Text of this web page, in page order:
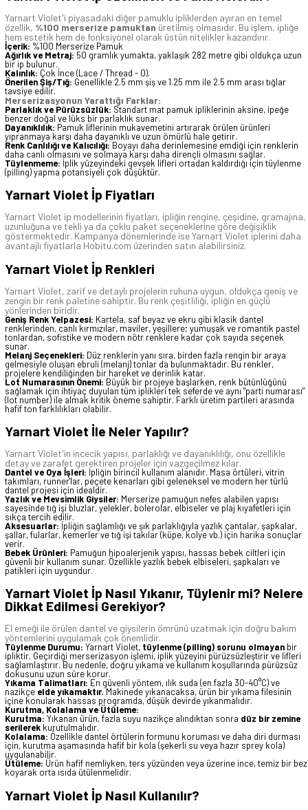
Yarnart Violet'i piyasadaki diğer pamuklu ipliklerden ayıran en temel
özellik, %100 merserize pamuktan üretilmiş olmasıdır. Bu işlem, ipliğe
hem estetik hem de fonksiyonel olarak üstün nitelikler kazandırır.
İçerik: %100 Merserize Pamuk
Ağırlık ve Metraj: 50 gramlık yumakta, yaklaşık 282 metre gibi oldukça uzun
bir ip bulunur.
Kalınlık: Çok İnce (Lace / Thread - 0).
Önerilen Şiş/Tığ: Genellikle 2.5 mm şiş ve 1.25 mm ile 2.5 mm arası tığlar
tavsiye edilir.
Merserizasyonun Yarattığı Farklar:
Parlaklık ve Pürüzsüzlük: Standart mat pamuk ipliklerinin aksine, ipeğe
benzer doğal ve lüks bir parlaklık sunar.
Dayanıklılık: Pamuk liflerinin mukavemetini artırarak örülen ürünleri
yıpranmaya karşı daha dayanıklı ve uzun ömürlü hale getirir.
Renk Canlılığı ve Kalıcılığı: Boyayı daha derinlemesine emdiği için renklerin
daha canlı olmasını ve solmaya karşı daha dirençli olmasını sağlar.
Tüylenmeme: İplik yüzeyindeki gevşek lifleri ortadan kaldırdığı için tüylenme
(pilling) yapma potansiyeli çok düşüktür.
Yarnart Violet İp Fiyatları
Yarnart Violet ip modellerinin fiyatları, ipliğin rengine, çeşidine, gramajına,
uzunluğuna ve tekli ya da çoklu paket seçeneklerine göre değişiklik
göstermektedir. Kampanya dönemlerinde iseYarnart Violetiplerini daha
avantajlı fiyatlarla Hobitu.com üzerinden satın alabilirsiniz.
Yarnart Violet İp Renkleri
Yarnart Violet, zarif ve detaylı projelerin ruhuna uygun, oldukça geniş ve
zengin bir renk paletine sahiptir. Bu renk çeşitliliği, ipliğin en güçlü
yönlerinden biridir.
Geniş Renk Yelpazesi: Kartela, saf beyaz ve ekru gibi klasik dantel
renklerinden, canlı kırmızılar, maviler, yeşillere; yumuşak ve romantik pastel
tonlardan, sofistike ve modern nötr renklere kadar çok sayıda seçenek
sunar.
Melanj Seçenekleri: Düz renklerin yanı sıra, birden fazla rengin bir araya
gelmesiyle oluşan ebruli (melanj) tonlar da bulunmaktadır. Bu renkler,
projelere kendiliğinden bir hareket ve derinlik katar.
Lot Numarasının Önemi: Büyük bir projeye başlarken, renk bütünlüğünü
sağlamak için ihtiyaç duyulan tüm iplikleri tek seferde ve aynı "parti numarası"
(lot number) ile almak kritik öneme sahiptir. Farklı üretim partileri arasında
hafif ton farklılıkları olabilir.
Yarnart Violet İle Neler Yapılır?
Yarnart Violet'in incecik yapısı, parlaklığı ve dayanıklılığı, onu özellikle
detay ve zarafet gerektiren projeler için vazgeçilmez kılar.
Dantel ve Oya İşleri: İpliğin birincil kullanım alanıdır. Masa örtüleri, vitrin
takımları, runner'lar, peçete kenarları gibi geleneksel ve modern her türlü
dantel projesi için idealdir.
Yazlık ve Mevsimlik Giysiler: Merserize pamuğun nefes alabilen yapısı
sayesinde tığ işi bluzlar, yelekler, bolerolar, elbiseler ve plaj kıyafetleri için
sıkça tercih edilir.
Aksesuarlar: İpliğin sağlamlığı ve şık parlaklığıyla yazlık çantalar, şapkalar,
şallar, fularlar, kemerler ve tığ işi takılar (küpe, kolye vb.) için harika sonuçlar
verir.
Bebek Ürünleri: Pamuğun hipoalerjenik yapısı, hassas bebek ciltleri için
güvenli bir kullanım sunar. Özellikle yazlık bebek elbiseleri, şapkaları ve
patikleri için uygundur.
Yarnart Violet İp Nasıl Yıkanır, Tüylenir mi? Nelere
Dikkat Edilmesi Gerekiyor?
El emeği ile örülen dantel ve giysilerin ömrünü uzatmak için doğru bakım
yöntemlerini uygulamak çok önemlidir.
Tüylenme Durumu: Yarnart Violet, tüylenme (pilling) sorunu olmayan bir
ipliktir. Geçirdiği merserizasyon işlemi, iplik yüzeyini pürüzsüzleştirir ve lifleri
sağlamlaştırır. Bu nedenle, doğru yıkama ve kullanım koşullarında pürüzsüz
dokusunu uzun süre korur.
Yıkama Talimatları: En güvenli yöntem, ılık suda (en fazla 30-40°C) ve
nazikçe elde yıkamaktır.Makinede yıkanacaksa, ürün bir yıkama filesinin
içine konularak hassas programda, düşük devirde yıkanmalıdır.
Kurutma, Kolalama ve Ütüleme:
Kurutma: Yıkanan ürün, fazla suyu nazikçe alındıktan sonra düz bir zemine
serilerek kurutulmalıdır.
Kolalama: Özellikle dantel örtülerin formunu koruması ve daha diri durması
için, kurutma aşamasında hafif bir kola (şekerli su veya hazır sprey kola)
uygulanabilir.
Ütüleme: Ürün hafif nemliyken, ters yüzünden veya üzerine ince, temiz bir bez
koyarak orta ısıda ütülenmelidir.
Yarnart Violet İp Nasıl Kullanılır?